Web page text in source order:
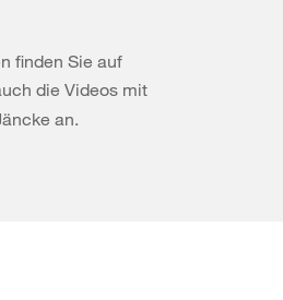
finden Sie auf
die Videos mit
an.